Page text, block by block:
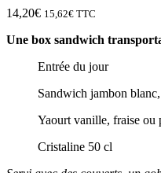
14,20€ 15,62€ TTC
Une box sandwich
Entrée du jour
Sandwich jambon
Yaourt vanille, fraise ou
Cristaline 50 cl